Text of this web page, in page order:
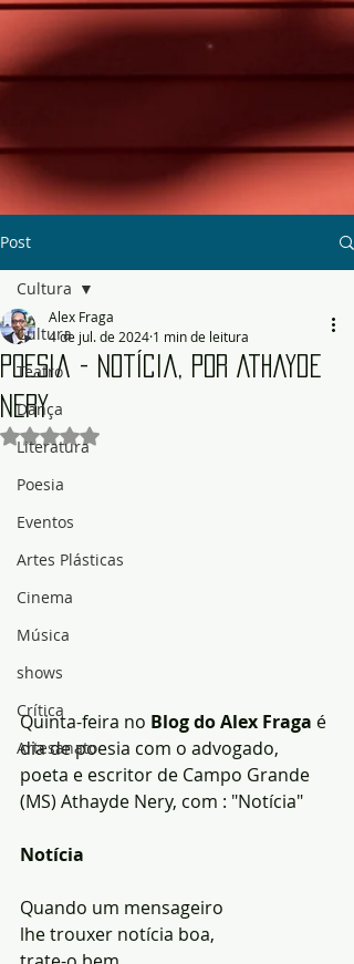
Post
Cultura
Teatro
Dança
Literatura
Poesia
Eventos
Artes Plásticas
Cinema
Música
shows
Crítica
Artesanato
Cultura
Poesia - Notícia, por Athayde
Nery
Alex Fraga
4 de jul. de 2024 1 min de leitura
Avaliado com NaN de 5 estrelas.
Quinta-feira no Blog do Alex Fraga é
dia de poesia com o advogado,
poeta e escritor de Campo Grande
(MS) Athayde Nery, com : "Notícia"
Notícia
Quando um mensageiro
lhe trouxer notícia boa,